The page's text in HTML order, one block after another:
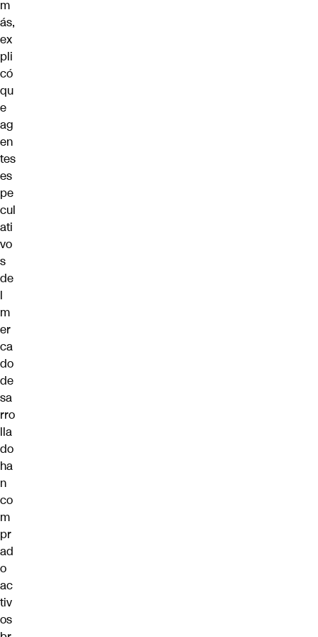
m
ás,
ex
pli
có
qu
e
ag
en
tes
es
pe
cul
ati
vo
s
de
l
m
er
ca
do
de
sa
rro
lla
do
ha
n
co
m
pr
ad
o
ac
tiv
os